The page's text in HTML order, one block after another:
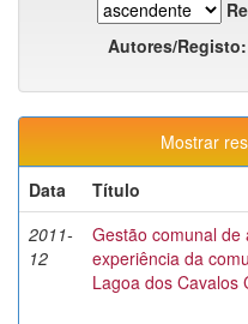
Autores/Registo:
Mostrar
Data
Título
2011-
12
Gestão comunal de
experiência da
Lagoa dos Cavalos